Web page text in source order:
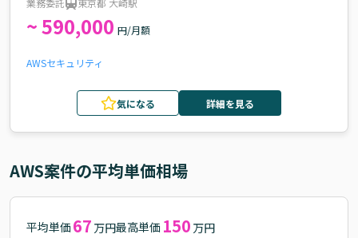
業務委託 東京都 大崎駅
~ 590,000 円/月額
AWSセキュリティ
気になる 詳細を見る
AWS案件の平均単価相場
平均単価 67 万円最高単価 150 万円